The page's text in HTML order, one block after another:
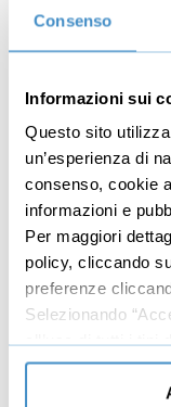
Consenso
Informazioni sui
Questo sito
un’esperienza di
consenso, cookie
informazioni e
Per maggiori
policy, cliccando
preferenze
Selezionando
all’uso di tutti i tipi
consenso
saranno attivati i
Margherita
Margherita Garis
impegnata da
della
reflessologia